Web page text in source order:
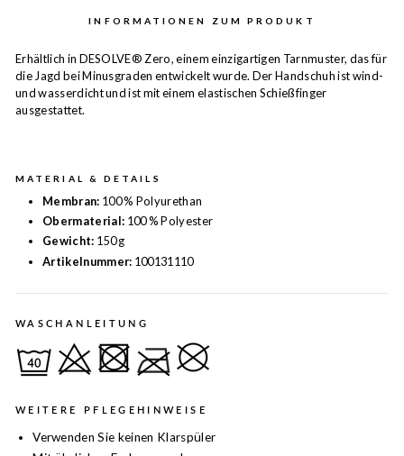
INFORMATIONEN ZUM PRODUKT
Erhältlich in DESOLVE® Zero, einem einzigartigen Tarnmuster, das für
die Jagd bei Minusgraden entwickelt wurde. Der Handschuh ist wind-
und wasserdicht und ist mit einem elastischen Schießfinger
ausgestattet.
MATERIAL & DETAILS
Membran: 100 % Polyurethan
Obermaterial: 100 % Polyester
Gewicht: 150 g
Artikelnummer: 100131110
WASCHANLEITUNG
WEITERE PFLEGEHINWEISE
Verwenden Sie keinen Klarspüler